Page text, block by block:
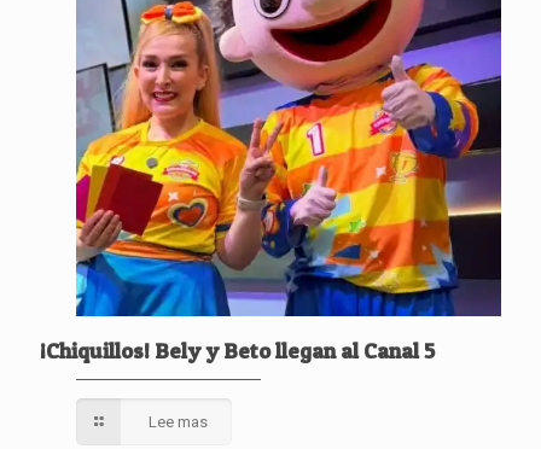
¡Chiquillos! Bely y Beto llegan al Canal 5
Lee mas